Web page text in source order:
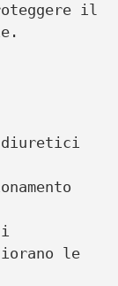
il
diuretici
le